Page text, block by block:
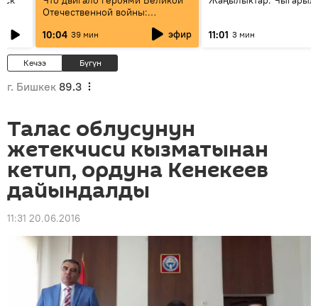
Отечественной войны:
Тулебердиева
10:04 39 мин эфир 11:01 3 мин
Кечээ Бүгүн
г. Бишкек 89.3
Талас облусунун
жетекчиси кызматынан
кетип, ордуна Кенекеев
дайындалды
11:31 20.06.2016